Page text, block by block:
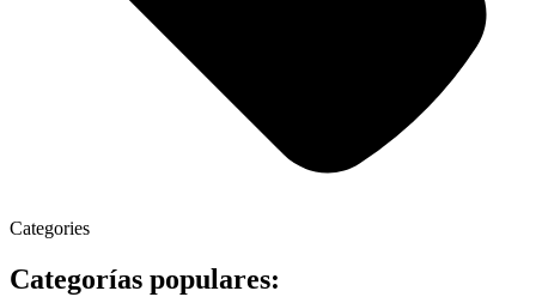
Categories
Categorías populares: